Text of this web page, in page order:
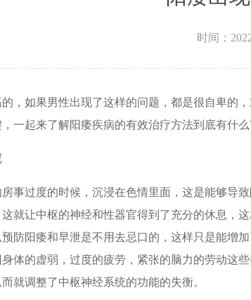
时间：
，如果男性出现了这样的问题，都是很自卑的
一起来了解阳痿疾病的有效治疗方法到底有什么
事过度的时候，沉浸在色情里面，这是能够导
就让中枢的神经和性器官得到了充分的休息，
防阳痿和早泄是不用去忌口的，这样只是能增
体的虚弱，过度的疲劳，紧张的脑力的劳动这
就调整了中枢神经系统的功能的失衡。